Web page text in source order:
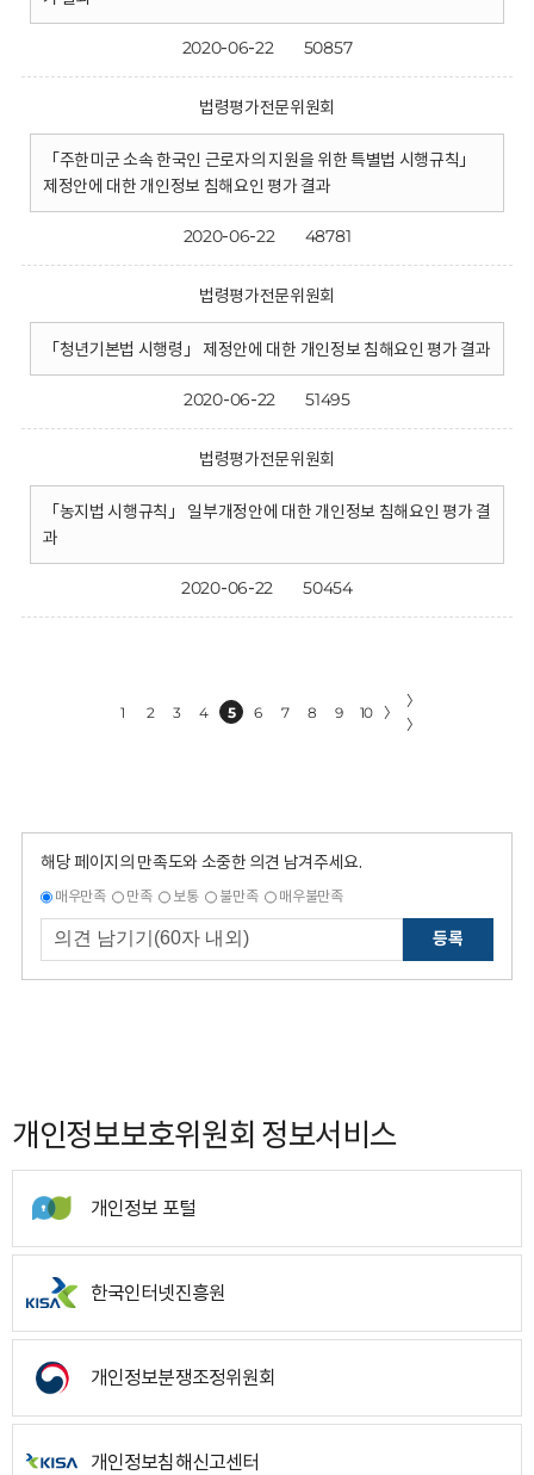
2020-06-22 50857
법령평가전문위원회
「주한미군 소속 한국인 근로자의 지원을 위한 특별법 시행규칙」
제정안에 대한 개인정보 침해요인 평가 결과
2020-06-22 48781
법령평가전문위원회
「청년기본법 시행령」 제정안에 대한 개인정보 침해요인 평가 결과
2020-06-22 51495
법령평가전문위원회
「농지법 시행규칙」 일부개정안에 대한 개인정보 침해요인 평가 결
과
2020-06-22 50454
1 2 3 4 5 6 7 8 9 10 〉
〉
〉
해당 페이지의 만족도와 소중한 의견 남겨주세요.
매우만족 만족 보통 불만족 매우불만족
등록
개인정보보호위원회 정보서비스
개인정보 포털
한국인터넷진흥원
개인정보분쟁조정위원회
개인정보침해신고센터